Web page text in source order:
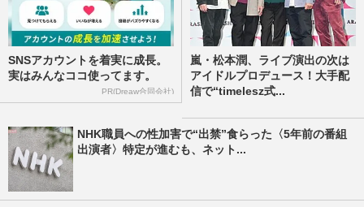
SNSアカウントを着実に成長。
実はみんなココ使ってます。
PR(Dreaw合同会社)
嵐・松本潤、ライブ演出の次は
アイドルプロデュース！大手配
信で“timelesz式...
NHK職員への性加害で“出禁”食らった〈5年前の番組
出演者〉特定が進むも、ネット...